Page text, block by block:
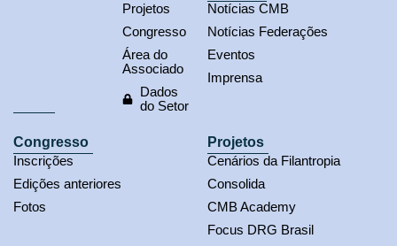
Projetos
Congresso
Área do
Associado
Dados
do Setor
Notícias CMB
Notícias Federações
Eventos
Imprensa
Congresso
Inscrições
Edições anteriores
Fotos
Projetos
Cenários da Filantropia
Consolida
CMB Academy
Focus DRG Brasil